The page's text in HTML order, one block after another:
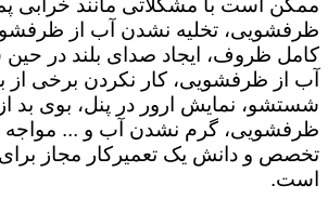
ممکن است با مشکلاتی مانند
ظرفشویی، تخلیه نشدن آب از
کامل ظروف، ایجاد صدای بلند در
آب از ظرفشویی، کار نکردن برخی از
شستشو، نمایش ارور در پنل، بوی بد
ظرفشویی، گرم نشدن آب و ... مواجه
تخصص و دانش یک تعمیرکار مجاز برای
است.